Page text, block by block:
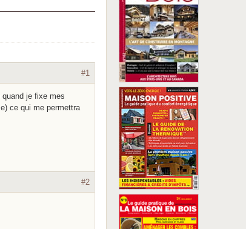
#1
je fixe mes
ce qui me permettra
#2